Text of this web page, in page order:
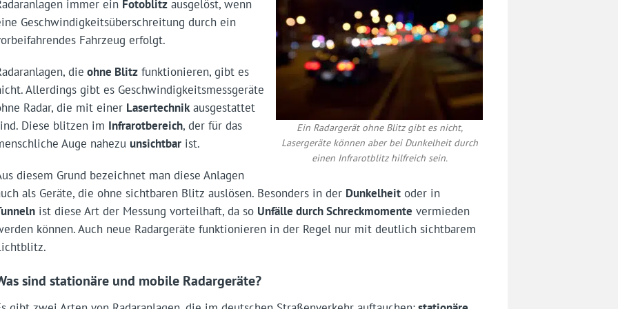
Ein Radargerät ohne Blitz gibt es nicht,
Lasergeräte können aber bei Dunkelheit durch
einen Infrarotblitz hilfreich sein.
immer ein Fotoblitzausgelöst, wenn
Geschwindigkeitsüberschreitung durch ein
Fahrzeug erfolgt.
die ohne Blitzfunktionieren, gibt es
Allerdings gibt es Geschwindigkeitsmessgeräte
Radar, die mit einer Lasertechnikausgestattet
Diese blitzen im Infrarotbereich, der für das
Auge nahezu unsichtbarist.
diesem Grund bezeichnet man diese Anlagen
als Geräte, die ohne sichtbaren Blitz auslösen. Besonders in der Dunkelheitoder in
ist diese Art der Messung vorteilhaft, da so Unfälle durch Schreckmomente vermieden
können. Auch neue Radargeräte funktionieren in der Regel nur mit deutlich sichtbarem
sind stationäre und mobile Radargeräte?